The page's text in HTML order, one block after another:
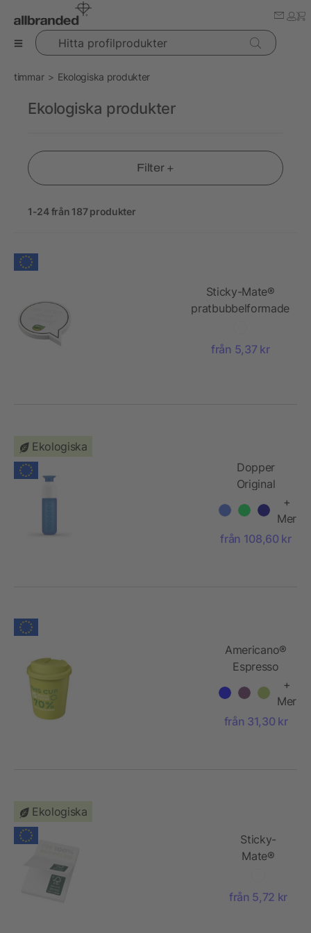
Hitta profilprodukter
timmar Ekologiska produkter
Filter +
1-24 från 187 produkter
Sticky-Mate®
pratbubbelformade
återvunnet material
från 5,37 kr
Ekologiska
Dopper
Original
+
Mer
från 108,60 kr
Americano®
Espresso
Eco 250 ml
återvunnen
termomugg
+
Mer
från 31,30 kr
Ekologiska
Sticky-
Mate®
återvunnet
från 5,72 kr
Ekologiska produkter